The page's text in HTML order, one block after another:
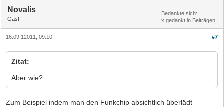
Novalis
Gast
Bedankte sich:
x gedankt in Beiträgen
#7
16.09.12011, 09:10
Zitat:
Aber wie?
Zum Beispiel indem man den Funkchip absichtlich überlädt